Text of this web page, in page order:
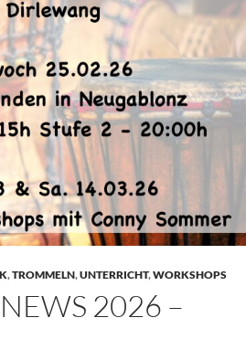
,TROMMELN,UNTERRICHT,WORKSHOPS
2026 –